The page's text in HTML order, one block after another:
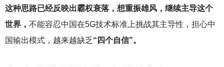
这种思路已经反映出霸权衰落，想重振雄风，继续主导这个
世界， 不能容忍中国在5G技术标准上挑战其主导性，担心中
国输出模式，越来越缺乏 “四个自信”。